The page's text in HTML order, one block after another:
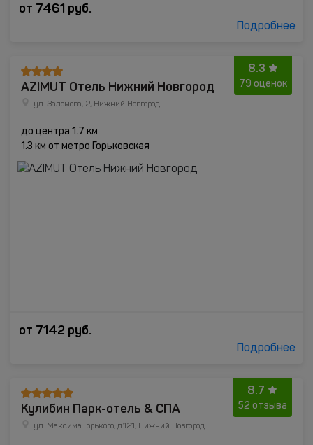
от 7461 руб.
Подробнее
8.3
79 оценок
AZIMUT Отель Нижний Новгород
ул. Заломова, 2, Нижний Новгород
до центра 1.7 км
1.3 км от метро Горьковская
от 7142 руб.
Подробнее
8.7
52 отзыва
Кулибин Парк-отель & СПА
ул. Максима Горького, д.121, Нижний Новгород